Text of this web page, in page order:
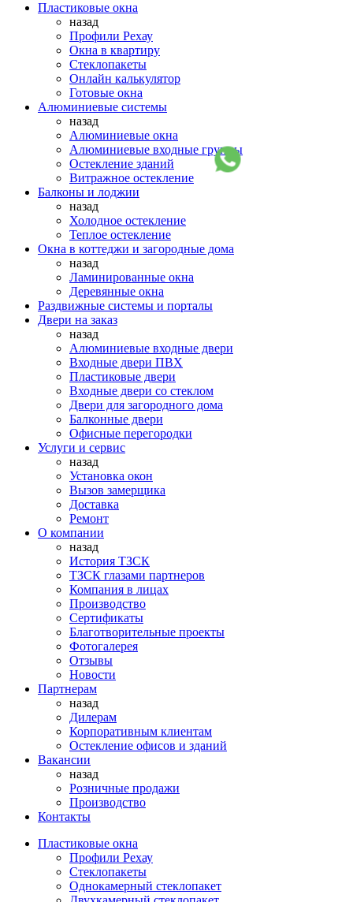
Пластиковые окна
назад
Профили Рехау
Окна в квартиру
Стеклопакеты
Онлайн калькулятор
Готовые окна
Алюминиевые системы
назад
Алюминиевые окна
Алюминиевые входные группы
Остекление зданий
Витражное остекление
Балконы и лоджии
назад
Холодное остекление
Теплое остекление
Окна в коттеджи и загородные дома
назад
Ламинированные окна
Деревянные окна
Раздвижные системы и порталы
Двери на заказ
назад
Алюминиевые входные двери
Входные двери ПВХ
Пластиковые двери
Входные двери со стеклом
Двери для загородного дома
Балконные двери
Офисные перегородки
Услуги и сервис
назад
Установка окон
Вызов замерщика
Доставка
Ремонт
О компании
назад
История ТЗСК
ТЗСК глазами партнеров
Компания в лицах
Производство
Сертификаты
Благотворительные проекты
Фотогалерея
Отзывы
Новости
Партнерам
назад
Дилерам
Корпоративным клиентам
Остекление офисов и зданий
Вакансии
назад
Розничные продажи
Производство
Контакты
Пластиковые окна
Профили Рехау
Стеклопакеты
Однокамерный стеклопакет